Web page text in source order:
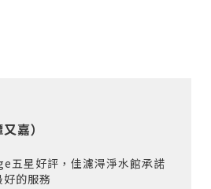
嘉）
五星好評，佳濾淂淨水館承諾
的服務